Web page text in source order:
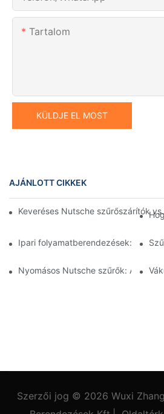
Tartalom
KÜLDJE EL MOST
AJÁNLOTT CIKKEK
Keveréses Nutsche szűrőszárítók
Ipari folyamatberendezések: Az
Nyomásos Nutsche szűrők:
Szerzői jog © 2026 Wuxi